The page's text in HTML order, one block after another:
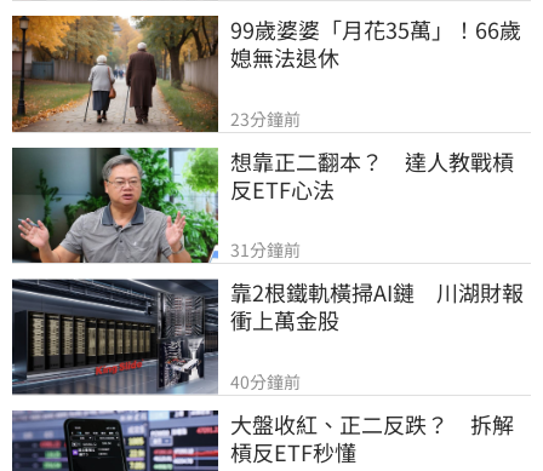
99歲婆婆「月花35萬」！66歲
媳無法退休
23分鐘前
想靠正二翻本？　達人教戰槓
反ETF心法
31分鐘前
靠2根鐵軌橫掃AI鏈　川湖財報
衝上萬金股
40分鐘前
大盤收紅、正二反跌？　拆解
槓反ETF秒懂